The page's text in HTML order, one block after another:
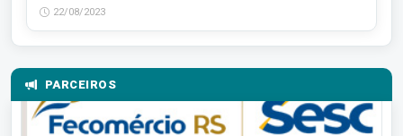
22/08/2023
PARCEIROS